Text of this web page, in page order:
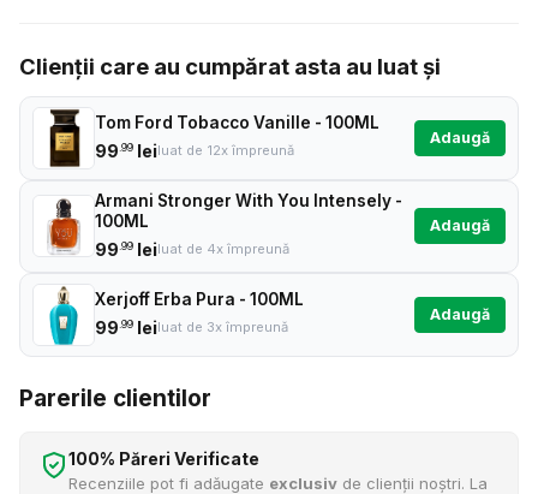
Clienții care au cumpărat asta au luat și
Tom Ford Tobacco Vanille - 100ML
99.99 leiluat de 12x împreună
Adaugă
Armani Stronger With You Intensely -
100ML
99.99 leiluat de 4x împreună
Adaugă
Xerjoff Erba Pura - 100ML
99.99 leiluat de 3x împreună
Adaugă
Parerile clientilor
100% Păreri Verificate
Recenziile pot fi adăugate exclusiv de clienții noștri. La